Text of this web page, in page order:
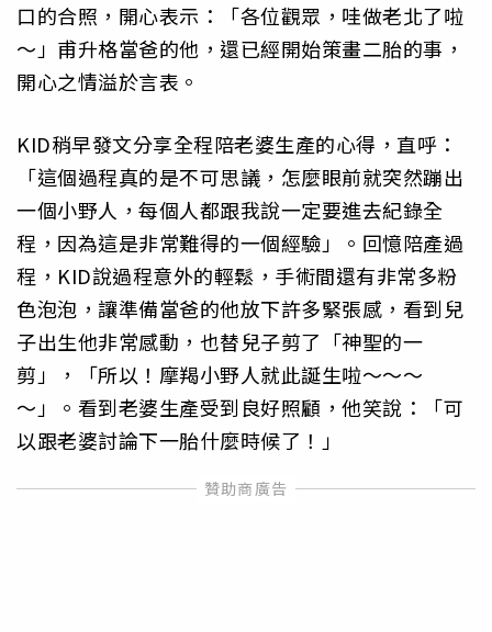
口的合照，開心表示：「各位觀眾，哇做老北了啦
～」甫升格當爸的他，還已經開始策畫二胎的事，
開心之情溢於言表。
KID稍早發文分享全程陪老婆生產的心得，直呼：
「這個過程真的是不可思議，怎麼眼前就突然蹦出
一個小野人，每個人都跟我說一定要進去紀錄全
程，因為這是非常難得的一個經驗」。回憶陪產過
程，KID說過程意外的輕鬆，手術間還有非常多粉
色泡泡，讓準備當爸的他放下許多緊張感，看到兒
子出生他非常感動，也替兒子剪了「神聖的一
剪」，「所以！摩羯小野人就此誕生啦～～～
～」。看到老婆生產受到良好照顧，他笑說：「可
以跟老婆討論下一胎什麼時候了！」